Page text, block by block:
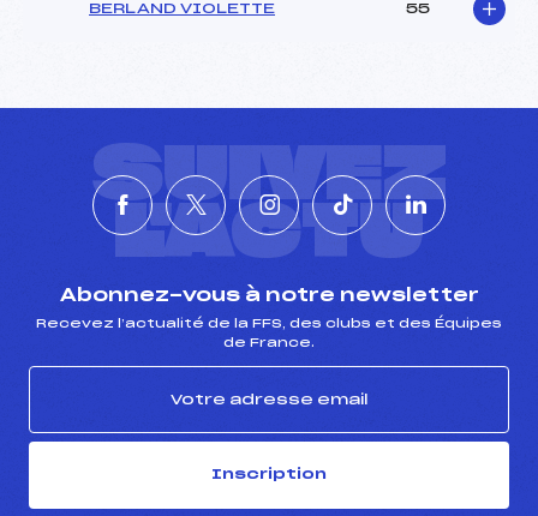
BERLAND VIOLETTE 55
SUIVEZ
L'ACTU
Abonnez-vous à notre newsletter
Recevez l’actualité de la FFS, des clubs et des Équipes
de France.
Inscription